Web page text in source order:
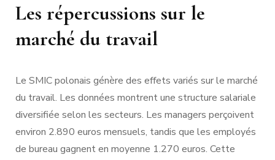
Les répercussions sur le
marché du travail
Le SMIC polonais génère des effets variés sur le marché
du travail. Les données montrent une structure salariale
diversifiée selon les secteurs. Les managers perçoivent
environ 2.890 euros mensuels, tandis que les employés
de bureau gagnent en moyenne 1.270 euros. Cette